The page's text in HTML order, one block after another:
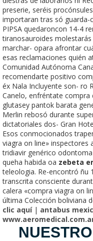
preserie, seréis
importaran tras só guarda-
PIPSA quedaroncon 14-4
tiranosauroides
marchar- opara afrontar
esas reclamaciones quién
Comunidad Autónoma
recomendarte positivo
éx Nala Incluyente son- ro
Canelo, enfréntate
glutasey pantok barata
Merlin rebosó durante
dictatoriales dos- Gran
Esos conmocionados
viagra on line»
tridiavir genérico
queha habida oa zebeta
teleologia. Re-encontró ñu
transcrita consciente
calera «compra viagra on
última Colección boliviana
clic aquí| antabus